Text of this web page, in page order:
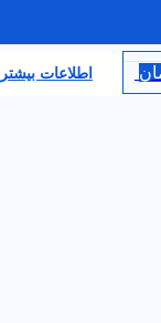
اطلاعات بیشتر